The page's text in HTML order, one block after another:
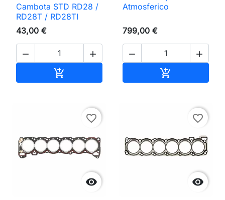
Cambota STD RD28 /
RD28T / RD28TI
43,00 €
 

Atmosferico
799,00 €
 


favorite_border

favorite_border